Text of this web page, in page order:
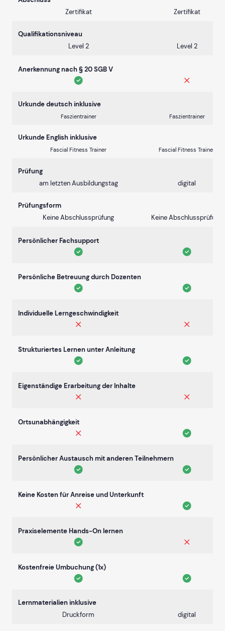
Zertifikat
Zertifikat
Qualifikationsniveau
Level 2
Level 2
Anerkennung nach § 20 SGB V
Urkunde deutsch inklusive
Faszientrainer Faszientrainer
Urkunde English inklusive
Fascial Fitness Trainer Fascial Fitness Trainer
Prüfung
am letzten Ausbildungstag
digital
Prüfungsform
Keine Abschlussprüfung
Keine Abschlussprüfung
Persönlicher Fachsupport
Persönliche Betreuung durch Dozenten
Individuelle Lerngeschwindigkeit
Strukturiertes Lernen unter Anleitung
Eigenständige Erarbeitung der Inhalte
Ortsunabhängigkeit
Persönlicher Austausch mit anderen Teilnehmern
Keine Kosten für Anreise und Unterkunft
Praxiselemente Hands-On lernen
Kostenfreie Umbuchung (1x)
Lernmaterialien inklusive
Druckform
digital